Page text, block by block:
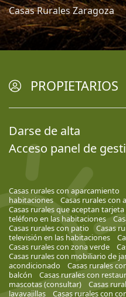
Casas Rurales Zaragoza
PROPIETARIOS
Darse de alta
Acceso panel de
Casas rurales con aparcamiento
habitaciones
Casas rurales con
Casas rurales que aceptan
teléfono en las habitaciones
Casas rurales con patio
Casas
televisión en las habitaciones
Casas rurales con zona verde
Casas rurales con mobiliario de
acondicionado
Casas rurales
balcón
Casas rurales con
mascotas (consultar)
Casas
lavavajillas
Casas rurales con